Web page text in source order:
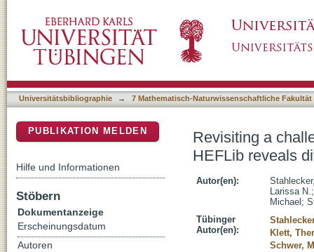
modes in T-p53C-Y220C
Universitätsbibliographie → 7 Mathematisch-Naturwissenschaftliche Fakultät
Revisiting a
HEFLib reveals
Autor(en):
Larissa N.
Michael ;
Tübinger
Autor(en):
Klett,
Schwer,
PUBLIKATION MELDEN
Hilfe und Informationen
Stöbern
Dokumentanzeige
Erscheinungsdatum
Autoren